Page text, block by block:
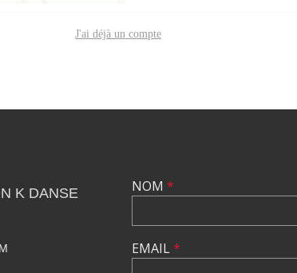
J'ai déjà un compte
K DANSE
NOM *
EMAIL*